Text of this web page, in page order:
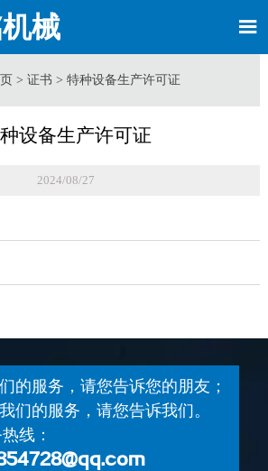
械 
> 证书 > 特种设备生产许可证
设备生产许可证
2024/08/27
的服务，请您告诉您的朋友；
们的服务，请您告诉我们。
线：